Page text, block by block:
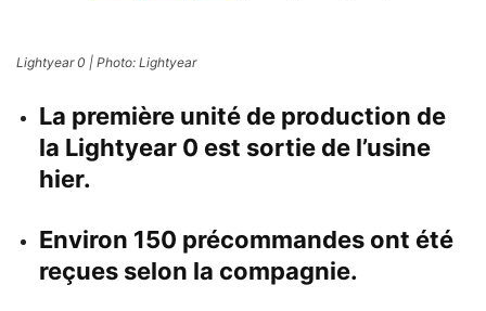
Lightyear 0 | Photo: Lightyear
La première unité de production de
la Lightyear 0 est sortie de l’usine
hier.
Environ 150 précommandes ont été
reçues selon la compagnie.